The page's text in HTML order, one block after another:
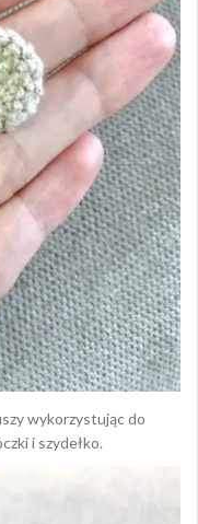
wykorzystując do
i szydełko.